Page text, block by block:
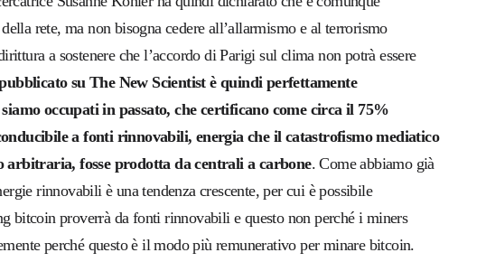
rete, ma non bisogna cedere all’allarmismo e al terrorismo
a sostenere che l’accordo di Parigi sul clima non potrà essere
su The New Scientistè quindi perfettamente
occupati in passato, che certificano come circa il 75%
a fonti rinnovabili, energia che il catastrofismo mediatico
fosse prodotta da centrali a carbone. Come abbiamo già
rinnovabili è una tendenza crescente, per cui è possibile
bitcoin proverrà da fonti rinnovabili e questo non perché i miners
perché questo è il modo più remunerativo per minare bitcoin.